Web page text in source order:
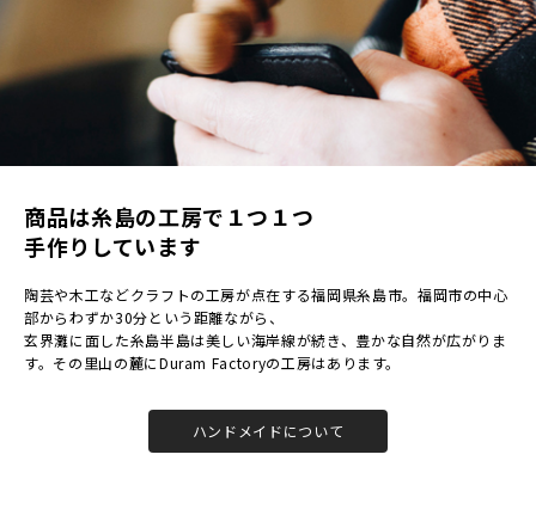
商品は⽷島の⼯房で１つ１つ
⼿作りしています
陶芸や⽊⼯などクラフトの⼯房が点在する福岡県⽷島市。福岡市の中⼼
部からわずか30分という距離ながら、
⽞界灘に⾯した⽷島半島は美しい海岸線が続き、豊かな⾃然が広がりま
す。その⾥⼭の麓にDuram Factoryの⼯房はあります。
ハンドメイドについて